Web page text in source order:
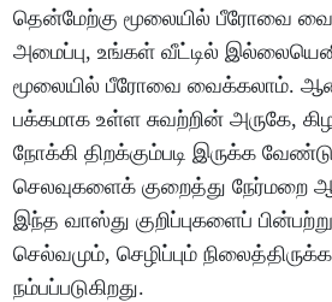
தென்மேற்கு மூலையில் பீரோவை
அமைப்பு, உங்கள் வீட்டில்
மூலையில் பீரோவை வைக்கலாம்.
பக்கமாக உள்ள சுவற்றின் அருகே,
நோக்கி திறக்கும்படி இருக்க
செலவுகளைக் குறைத்து நேர்மறை
இந்த வாஸ்து குறிப்புகளைப்
செல்வமும், செழிப்பும்
நம்பப்படுகிறது.